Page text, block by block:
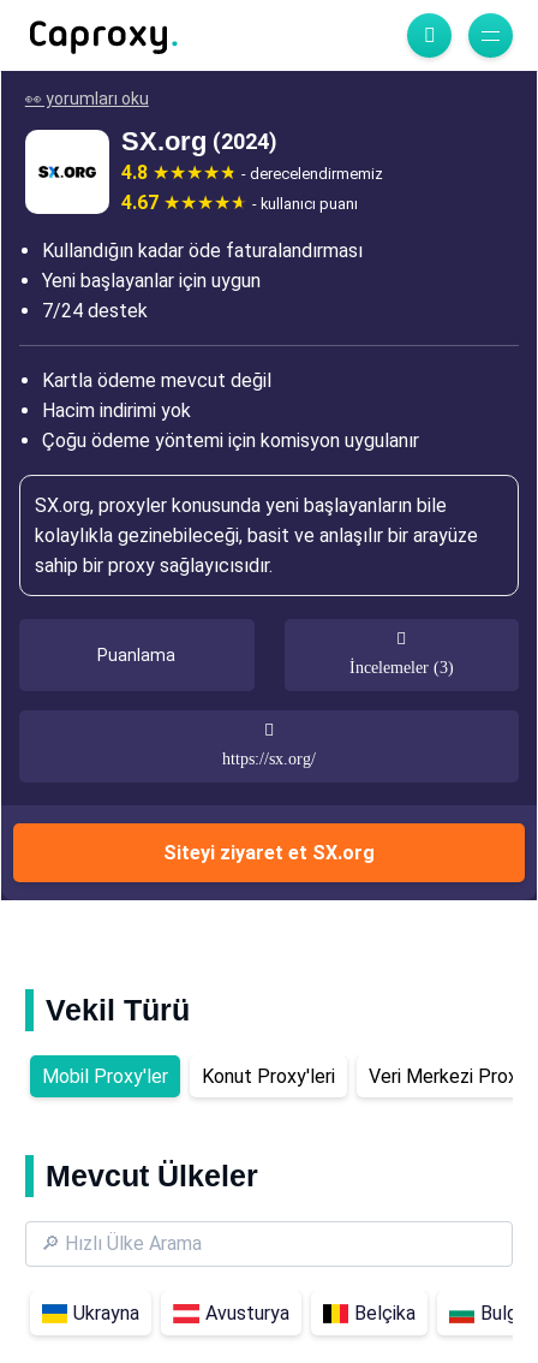
👀 yorumları oku
SX.org (2024)
4.8 - derecelendirmemiz
4.67 - kullanıcı puanı
Kullandığın kadar öde faturalandırması
Yeni başlayanlar için uygun
7/24 destek
Kartla ödeme mevcut değil
Hacim indirimi yok
Çoğu ödeme yöntemi için komisyon uygulanır
SX.org, proxyler konusunda yeni başlayanların bile
kolaylıkla gezinebileceği, basit ve anlaşılır bir arayüze
sahip bir proxy sağlayıcısıdır.
Puanlama
İncelemeler (3)
https://sx.org/
Siteyi ziyaret et SX.org
Vekil Türü
Mobil Proxy'ler Konut Proxy'leri Veri Merkezi
Mevcut Ülkeler
Ukrayna Avusturya Belçika